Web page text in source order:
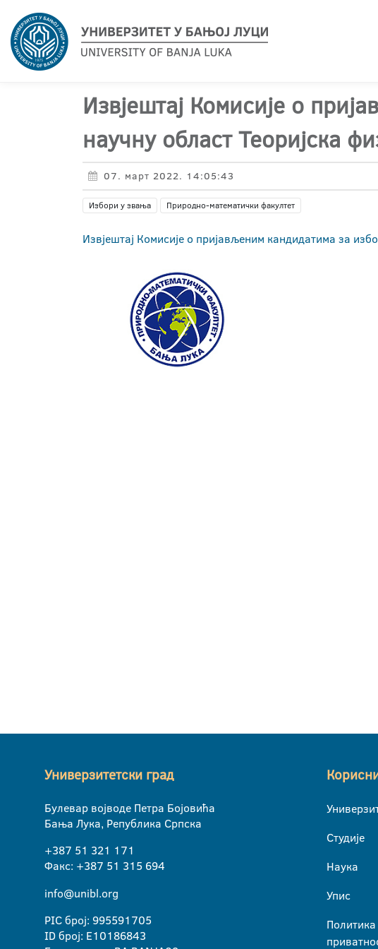
Извјештај Комисије о
научну област Теоријска
07. март 2022. 14:05:43
Избори у звања Природно-математички факултет
Извјештај Комисије о пријављеним кандидатима за
Универзитетски град
Булевар војводе Петра Бојовића
Бања Лука, Република Српска
+387 51 321 171
Факс: +387 51 315 694
info@unibl.org
PIC број: 995591705
ID број: E10186843
Студије
Наука
Упис
Политика